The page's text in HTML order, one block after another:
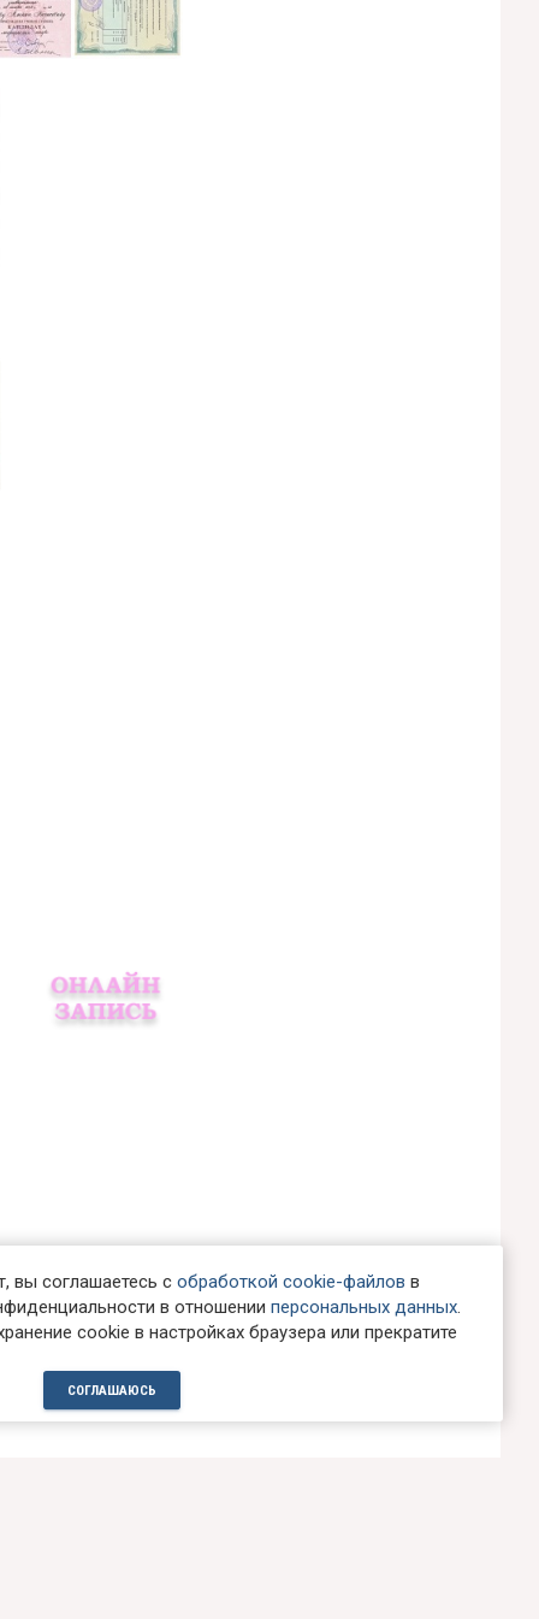
вы соглашаетесь с обработкой cookie-файлов в
в отношении персональных данных.
cookie в настройках браузера или прекратите
СОГЛАШАЮСЬ